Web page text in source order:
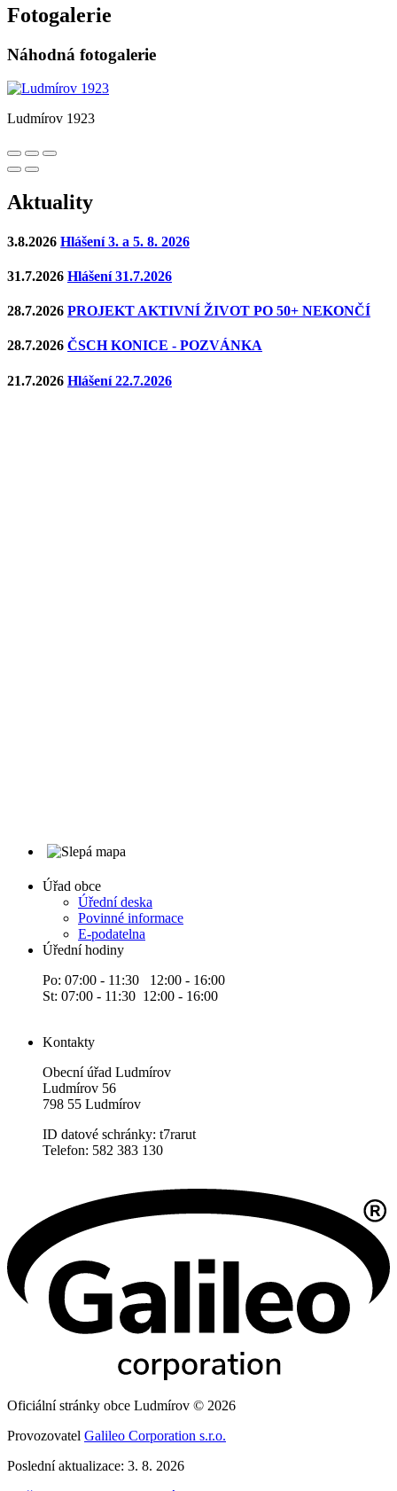
Fotogalerie
Náhodná fotogalerie
Ludmírov 1923
Aktuality
3.8.2026 Hlášení 3. a 5. 8. 2026
31.7.2026 Hlášení 31.7.2026
28.7.2026 PROJEKT AKTIVNÍ ŽIVOT PO 50+ NEKONČÍ
28.7.2026 ČSCH KONICE - POZVÁNKA
21.7.2026 Hlášení 22.7.2026
Úřad obce
Úřední deska
Povinné informace
E-podatelna
Úřední hodiny
Po: 07:00 - 11:30 12:00 - 16:00
St: 07:00 - 11:30 12:00 - 16:00
Kontakty
Obecní úřad Ludmírov
Ludmírov 56
798 55 Ludmírov
ID datové schránky: t7rarut
Telefon: 582 383 130
Oficiální stránky obce Ludmírov © 2026
Provozovatel Galileo Corporation s.r.o.
Poslední aktualizace: 3. 8. 2026